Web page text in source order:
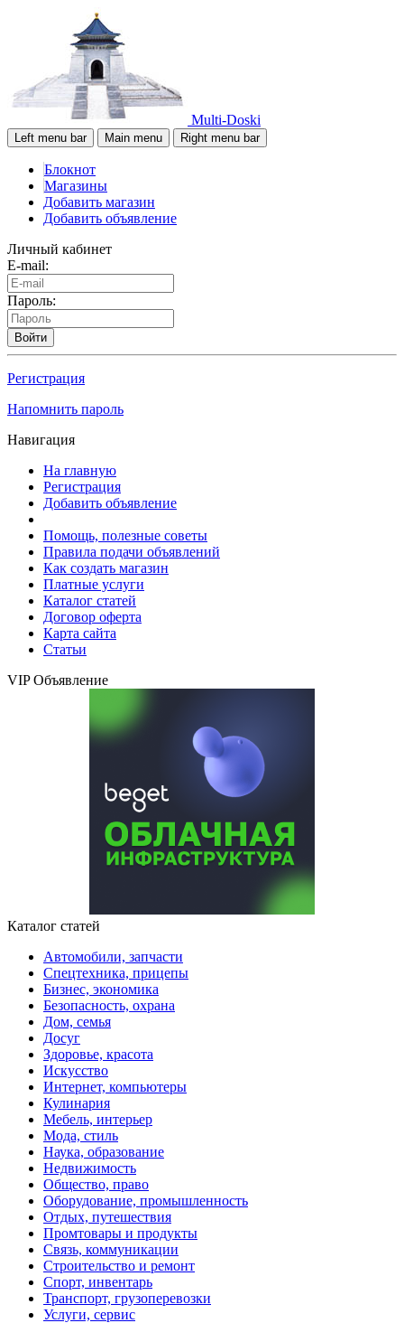
Multi-Doski
Left menu bar Main menu Right menu bar
Блокнот
Магазины
Добавить магазин
Добавить объявление
Личный кабинет
E-mail:
Пароль:
Войти
Регистрация
Напомнить пароль
Навигация
На главную
Регистрация
Добавить объявление
Помощь, полезные советы
Правила подачи объявлений
Как создать магазин
Платные услуги
Каталог статей
Договор оферта
Карта сайта
Статьи
VIP Объявление
Каталог статей
Автомобили, запчасти
Спецтехника, прицепы
Бизнес, экономика
Безопасность, охрана
Дом, семья
Досуг
Здоровье, красота
Искусство
Интернет, компьютеры
Кулинария
Мебель, интерьер
Мода, стиль
Наука, образование
Недвижимость
Общество, право
Оборудование, промышленность
Отдых, путешествия
Промтовары и продукты
Связь, коммуникации
Строительство и ремонт
Спорт, инвентарь
Транспорт, грузоперевозки
Услуги, сервис